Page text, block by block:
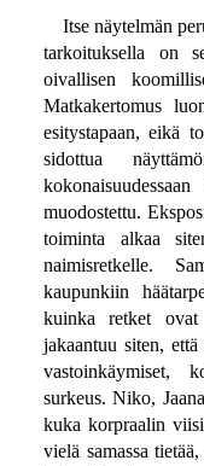
Itse näytelmän
tarkoituksella on
oivallisen
Matkakertomus
esitystapaan, eikä
sidottua
muodostettu.
toiminta alkaa
naimisretkelle.
kaupunkiin
kuinka retket ovat
jakaantuu siten,
vastoinkäymiset,
surkeus. Niko,
kuka korpraalin
vielä samassa